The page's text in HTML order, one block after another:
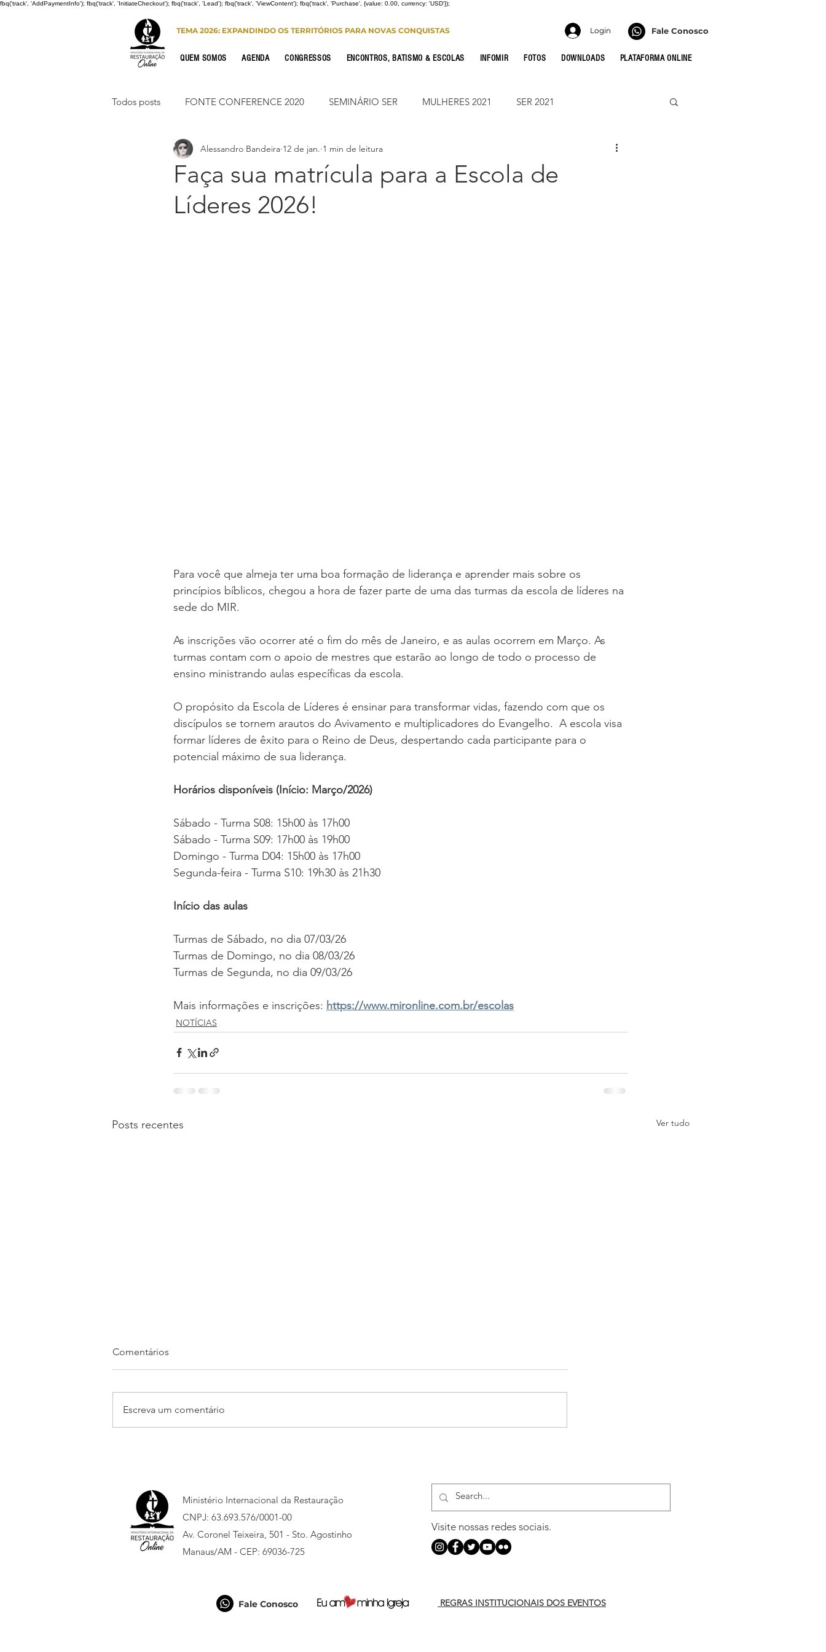
fbq('track', 'AddPaymentInfo'); fbq('track', 'InitiateCheckout'); fbq('track', 'Lead'); fbq('track', 'ViewContent'); fbq('track', 'Purchase', {value: 0.00, currency: 'USD'});
TEMA 2026: EXPANDINDO OS TERRITÓRIOS PARA NOVAS CONQUISTAS Fale Conosco
QUEM SOMOS AGENDA CONGRESSOS ENCONTROS, BATISMO & ESCOLAS INFOMIR FOTOS DOWNLOADS PLATAFORMA ONLINE
Login
Todos posts FONTE CONFERENCE 2020 SEMINÁRIO SER MULHERES 2021 SER 2021
CONGRESSO DE HOMENS FONTE CONFERENCE HONRA
PORTO SEGURO INTERNACIONAL
Faça sua matrícula para a Escola de
Líderes 2026!
Alessandro Bandeira 12 de jan. 1 min de leitura
Para você que almeja ter uma boa formação de liderança e aprender mais sobre os
princípios bíblicos, chegou a hora de fazer parte de uma das turmas da escola de líderes na
sede do MIR.
As inscrições vão ocorrer até o fim do mês de Janeiro, e as aulas ocorrem em Março. As
turmas contam com o apoio de mestres que estarão ao longo de todo o processo de
ensino ministrando aulas específicas da escola.
O propósito da Escola de Líderes é ensinar para transformar vidas, fazendo com que os
discípulos se tornem arautos do Avivamento e multiplicadores do Evangelho.  A escola visa
formar líderes de êxito para o Reino de Deus, despertando cada participante para o
potencial máximo de sua liderança.
Horários disponíveis (Início: Março/2026)
Sábado - Turma S08: 15h00 às 17h00
Sábado - Turma S09: 17h00 às 19h00
Domingo - Turma D04: 15h00 às 17h00
Segunda-feira - Turma S10: 19h30 às 21h30
Início das aulas
Turmas de Sábado, no dia 07/03/26
Turmas de Domingo, no dia 08/03/26
Turmas de Segunda, no dia 09/03/26
Mais informações e inscrições: https://www.mironline.com.br/escolas
NOTÍCIAS
Posts recentes Ver tudo
Comentários
Escreva um comentário
Ministério Internacional da Restauração
CNPJ: 63.693.576/0001-00
Av. Coronel Teixeira, 501 - Sto. Agostinho
Manaus/AM - CEP: 69036-725
Visite nossas redes sociais.
Fale Conosco REGRAS INSTITUCIONAIS DOS EVENTOS